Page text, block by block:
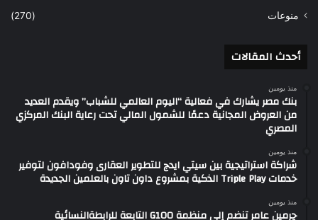
منوعات
(270)
أحدث المقالات
منذ يومين
بنك مصر يشارك في فعالية “اليوم العالمي للشباب” ويقدم العديد
من العروض المجانية دعمًا للشمول المالي تحت رعاية البنك المركزي
المصري
منذ يومين
شراكة استراتيجية بين سيتي ايدج للتطوير العقارى وفودافون لتوفير
خدمات Triple Play الذكية بمشروع داون تاون بالعلمين الجديدة
منذ يومين
چرمين عامر تنضم إلى منظمة G100 التابعة للرابطةالنسائية